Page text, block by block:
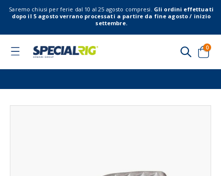
Saremo chiusi per ferie dal 10 al 25 agosto compresi. Gli ordini effettuati
dopo il 5 agosto verrano processati a partire da fine agosto / inizio
settembre.
Toggle
Cart
0